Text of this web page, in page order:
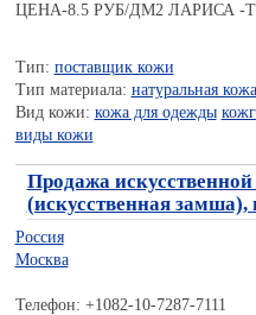
ЦЕНА-8.5 РУБ/ДМ2 ЛАРИСА -
Тип: поставщик кожи
Тип материала: натуральная кожа
Вид кожи: кожа для одежды
виды кожи
Продажа
(искусственная
Россия
Москва
Телефон: +1082-10-7287-7111